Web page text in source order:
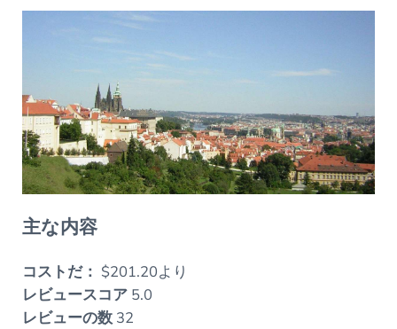
主な内容
コストだ： $201.20より
レビュースコア5.0
レビューの数32